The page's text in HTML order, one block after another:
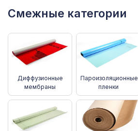
Смежные категории
Диффузионные
мембраны
Пароизоляционные
пленки